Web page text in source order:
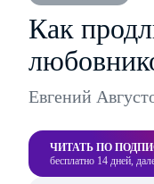
Как
Евгений
ЧИТАТЬ ПО
бесплатно 14 дней,